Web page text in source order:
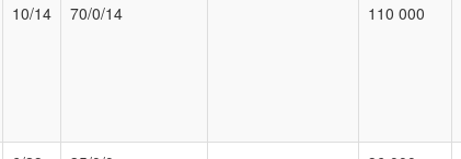
10/14 70/0/14 110 000